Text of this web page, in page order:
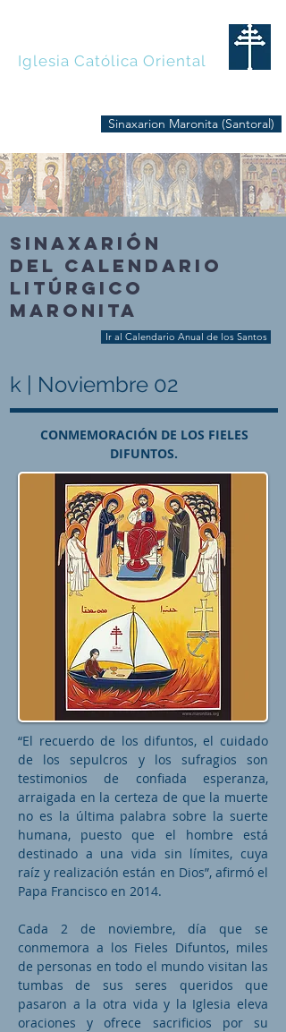
Iglesia Católica Oriental
Sinaxarion Maronita (Santoral)
SINAXARIÓN
DEL CALENDARIO
LITÚRGICO
MARONITA
Ir al Calendario Anual de los Santos
k | Noviembre 02
CONMEMORACIÓN DE LOS FIELES
DIFUNTOS.
“El recuerdo de los difuntos, el cuidado
de los sepulcros y los sufragios son
testimonios de confiada esperanza,
arraigada en la certeza de que la muerte
no es la última palabra sobre la suerte
humana, puesto que el hombre está
destinado a una vida sin límites, cuya
raíz y realización están en Dios”, afirmó el
Papa Francisco en 2014.
Cada 2 de noviembre, día que se
conmemora a los Fieles Difuntos, miles
de personas en todo el mundo visitan las
tumbas de sus seres queridos que
pasaron a la otra vida y la Iglesia eleva
oraciones y ofrece sacrificios por su